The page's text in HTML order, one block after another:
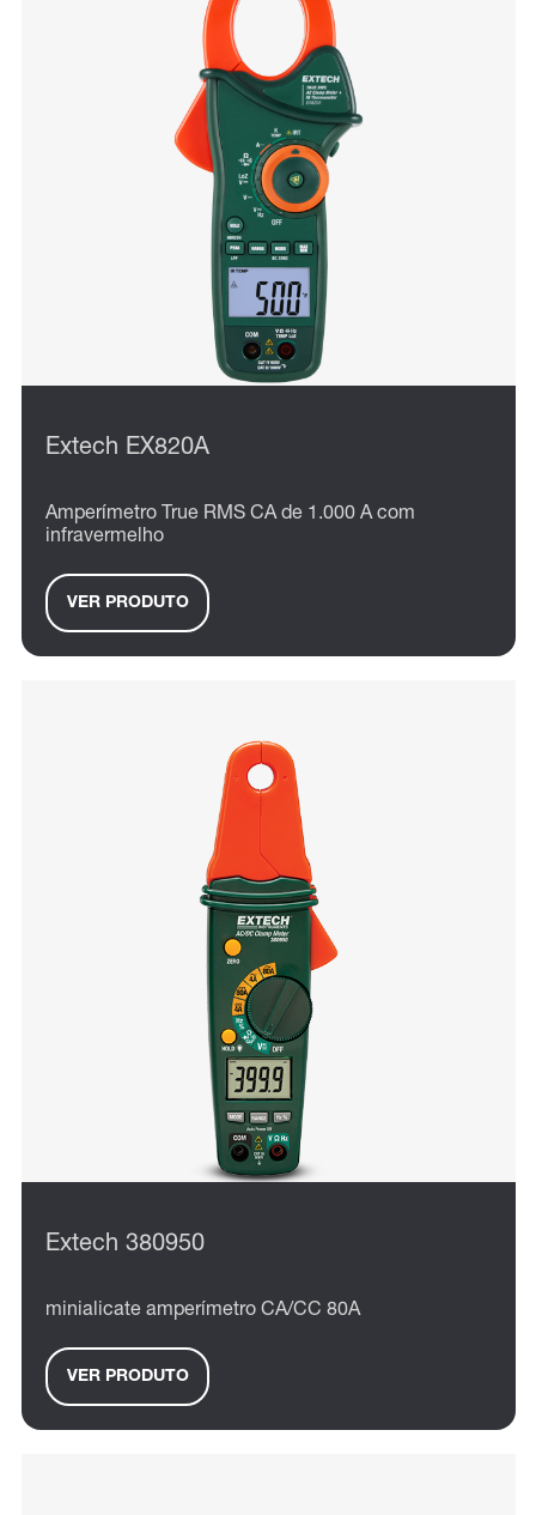
Extech EX820A
Amperímetro True RMS CA de 1.000 A com
infravermelho
VER PRODUTO
Extech 380950
minialicate amperímetro CA/CC 80A
VER PRODUTO